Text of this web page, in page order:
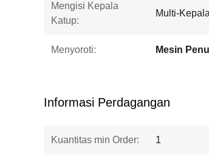
Mengisi Kepala
Katup:
Multi-Kepala
Menyoroti:
Informasi Perdagangan
Kuantitas min Order: 1